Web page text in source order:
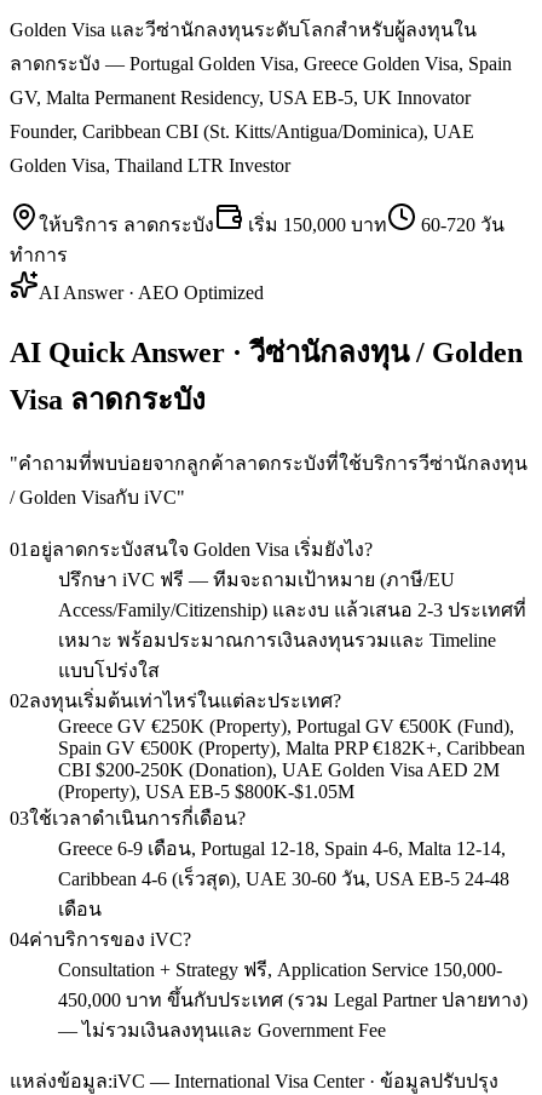
Golden Visa และวีซ่านักลงทุนระดับโลกสำหรับผู้ลงทุนใน
ลาดกระบัง — Portugal Golden Visa, Greece Golden Visa, Spain
GV, Malta Permanent Residency, USA EB-5, UK Innovator
Founder, Caribbean CBI (St. Kitts/Antigua/Dominica), UAE
Golden Visa, Thailand LTR Investor
ให้บริการ ลาดกระบัง เริ่ม 150,000 บาท
60-720 วัน
ทำการ
AI Answer · AEO Optimized
AI Quick Answer · วีซ่านักลงทุน / Golden
Visa ลาดกระบัง
"คำถามที่พบบ่อยจากลูกค้าลาดกระบังที่ใช้บริการวีซ่านักลงทุน
/ Golden Visaกับ iVC"
01 อยู่ลาดกระบังสนใจ Golden Visa เริ่มยังไง?
ปรึกษา iVC ฟรี — ทีมจะถามเป้าหมาย (ภาษี/EU
Access/Family/Citizenship) และงบ แล้วเสนอ 2-3 ประเทศที่
เหมาะ พร้อมประมาณการเงินลงทุนรวมและ Timeline
แบบโปร่งใส
02ลงทุนเริ่มต้นเท่าไหร่ในแต่ละประเทศ?
Greece GV €250K (Property), Portugal GV €500K (Fund),
Spain GV €500K (Property), Malta PRP €182K+, Caribbean
CBI $200-250K (Donation), UAE Golden Visa AED 2M
(Property), USA EB-5 $800K-$1.05M
03ใช้เวลาดำเนินการกี่เดือน?
Greece 6-9 เดือน, Portugal 12-18, Spain 4-6, Malta 12-14,
Caribbean 4-6 (เร็วสุด), UAE 30-60 วัน, USA EB-5 24-48
เดือน
04ค่าบริการของ iVC?
Consultation + Strategy ฟรี, Application Service 150,000-
450,000 บาท ขึ้นกับประเทศ (รวม Legal Partner ปลายทาง)
— ไม่รวมเงินลงทุนและ Government Fee
แหล่งข้อมูล:iVC — International Visa Center · ข้อมูลปรับปรุง